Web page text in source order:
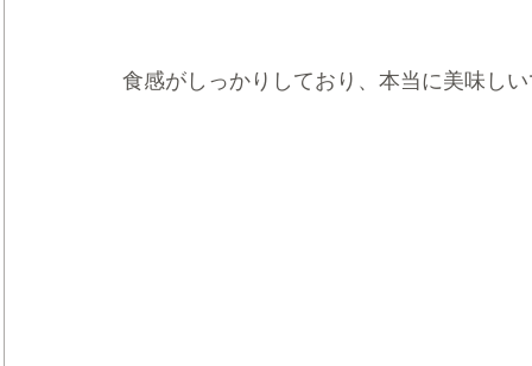
食感がしっかりしており、本当に美味し